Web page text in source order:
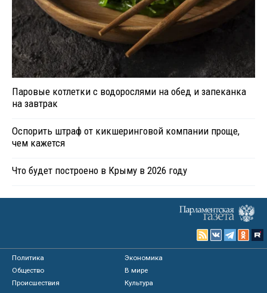
Паровые котлетки с водорослями на обед и запеканка
на завтрак
Оспорить штраф от кикшеринговой компании проще,
чем кажется
Что будет построено в Крыму в 2026 году
Политика
Экономика
Общество
В мире
Происшествия
Культура